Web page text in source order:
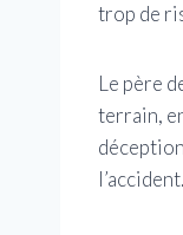
trop de
Le père
terrain,
l’accident.